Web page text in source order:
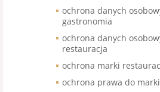
ochrona danych
gastronomia
ochrona danych
restauracja
ochrona marki
ochrona prawa do